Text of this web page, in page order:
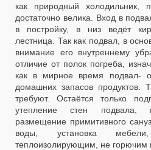
как природный холодильник,
достаточно велика. Вход в
в постройку, в низ ведёт
лестница. Так как подвал, в
внимание его внутреннему
отличие от полок погреба,
как в мирное время подвал-
домашних запасов продуктов.
требуют. Остаётся только
утепление стен
размещение примитивного
воды, установка
теплоизолирующим, не горючим